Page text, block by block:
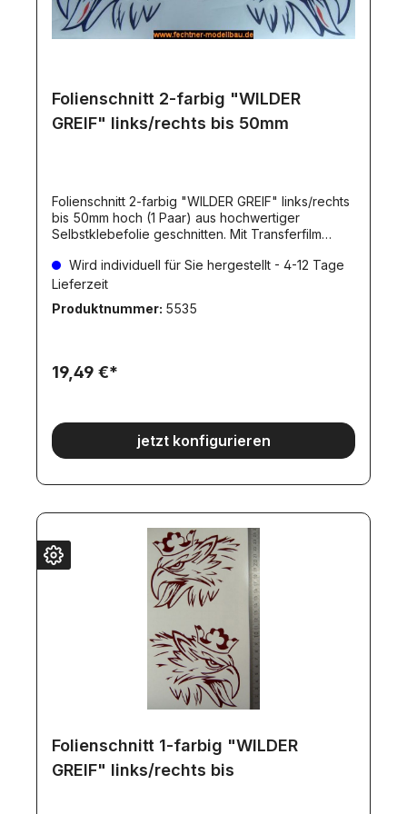
Folienschnitt 2-farbig "WILDER
GREIF" links/rechts bis 50mm
Folienschnitt 2-farbig "WILDER GREIF" links/rechts
bis 50mm hoch (1 Paar) aus hochwertiger
Selbstklebefolie geschnitten. Mit Transferfilm
wählbar!Bitte die gewünschten Farben
angeben!Die Folienfarbe(n) können Sie aus
Farbe (Auge, Zuge) keine Angabe gemacht wird,
eine Lieferverzögerung, wie beim Artikel
angegeben. Individuelle hergestellte Artikel
Wird individuell für Sie hergestellt - 4-12 Tage
Lieferzeit
Produktnummer: 5535
19,49 €*
jetzt konfigurieren
Folienschnitt 1-farbig "WILDER
GREIF" links/rechts bis